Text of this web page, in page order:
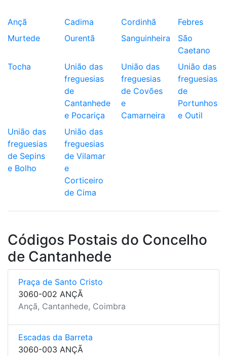
Ançã Cadima Cordinhã
Febres
Murtede
Ourentã Sanguinheira
São
Caetano
Tocha
União das
freguesias
de
Cantanhede
e Pocariça
União das
freguesias
de Covões
e
Camarneira
União das
freguesias
de
Portunhos
e Outil
União das
freguesias
de Sepins
e Bolho
União das
freguesias
de Vilamar
e
Corticeiro
de Cima
Códigos Postais do Concelho
de Cantanhede
Praça de Santo Cristo
3060-002 ANÇÃ
Ançã, Cantanhede, Coimbra
Escadas da Barreta
3060-003 ANÇÃ